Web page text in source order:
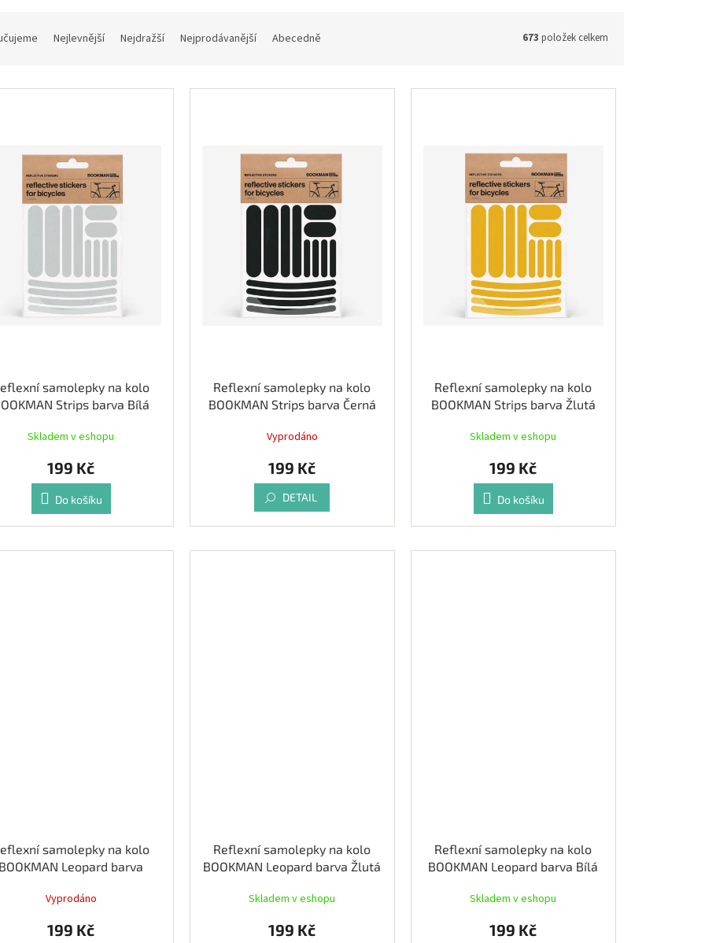
Nejlevnější Nejdražší Nejprodávanější Abecedně 673 položek celkem
samolepky na kolo
Strips barva Bílá
Skladem v eshopu
199 Kč
Do košíku
Reflexní samolepky na kolo
BOOKMAN Strips barva Černá
Vyprodáno
199 Kč
DETAIL
Reflexní samolepky na kolo
BOOKMAN Strips barva Žlutá
Skladem v eshopu
199 Kč
Do košíku
samolepky na kolo
Leopard barva
Vyprodáno
199 Kč
Reflexní samolepky na kolo
BOOKMAN Leopard barva Žlutá
Skladem v eshopu
199 Kč
Reflexní samolepky na kolo
BOOKMAN Leopard barva Bílá
Skladem v eshopu
199 Kč